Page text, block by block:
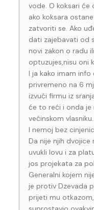
vode. O koksari će
ako koksara
zatvoriti se. Ako
dati zajebavati od
novi zakon o radu
optuzujes,nisu oni
I ja kako imam
privremeno na 6
izvući firmu iz
će to reći i onda je
većinskom vlasniku.
I nemoj bez
Da nije njih
uvukli lovu i za
jos projekata za
Generalni kojem
je protiv Dzevada
prijeti mu